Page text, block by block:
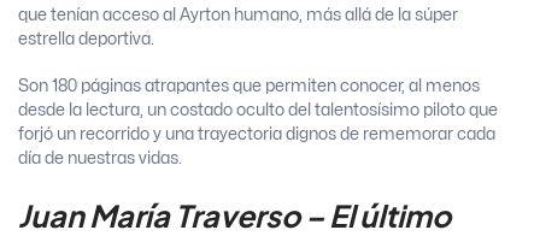
que tenían acceso al Ayrton humano, más allá de la súper
estrella deportiva.
Son 180 páginas atrapantes que permiten conocer, al menos
desde la lectura, un costado oculto del talentosísimo piloto que
forjó un recorrido y una trayectoria dignos de rememorar cada
día de nuestras vidas.
Juan María Traverso – El último